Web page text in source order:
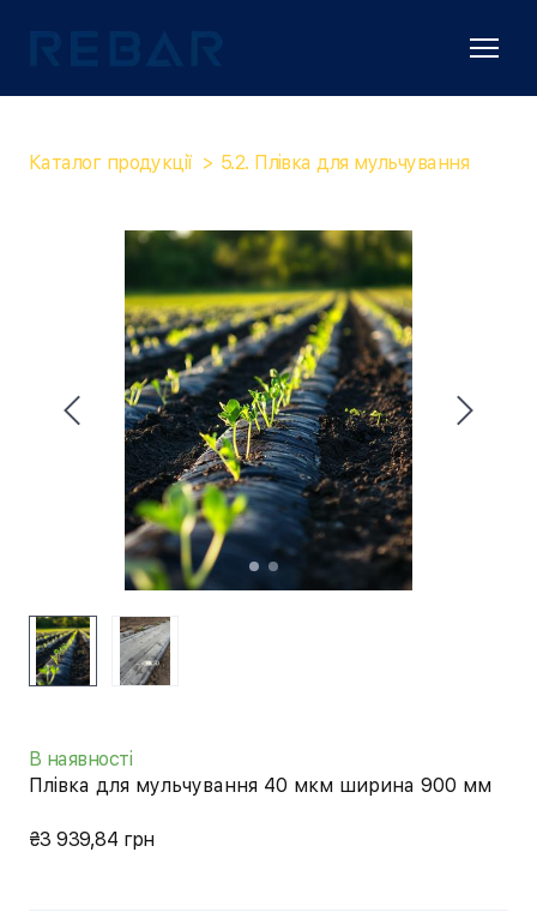
Каталог продукції 5.2. Плівка для мульчування
В наявності
Плівка для мульчування 40 мкм ширина 900 мм
₴3 939,84 грн